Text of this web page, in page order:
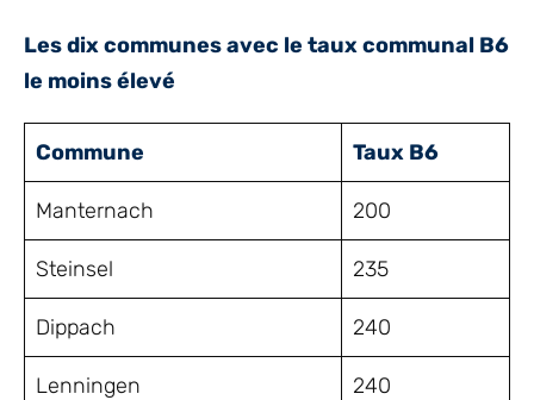
Les dix communes avec le taux communal B6
le moins élevé
Commune Taux B6
Manternach 200
Steinsel 235
Dippach 240
Lenningen 240